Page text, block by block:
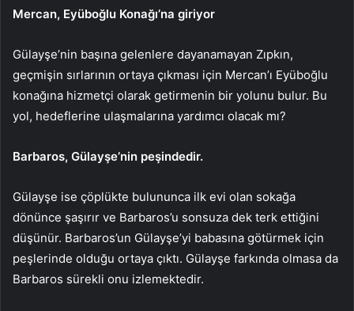
Mercan, Eyüboğlu Konağı’na giriyor
Gülayşe’nin başına gelenlere dayanamayan Zıpkın,
geçmişin sırlarının ortaya çıkması için Mercan’ı Eyüboğlu
konağına hizmetçi olarak getirmenin bir yolunu bulur. Bu
yol, hedeflerine ulaşmalarına yardımcı olacak mı?
Barbaros, Gülayşe’nin peşindedir.
Gülayşe ise çöplükte bulununca ilk evi olan sokağa
dönünce şaşırır ve Barbaros’u sonsuza dek terk ettiğini
düşünür. Barbaros’un Gülayşe’yi babasına götürmek için
peşlerinde olduğu ortaya çıktı. Gülayşe farkında olmasa da
Barbaros sürekli onu izlemektedir.